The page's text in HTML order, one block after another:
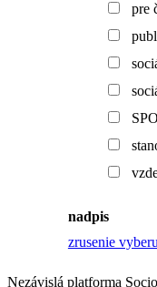
pre
nadpis
zrusenie vyberu
Nezávislá platforma